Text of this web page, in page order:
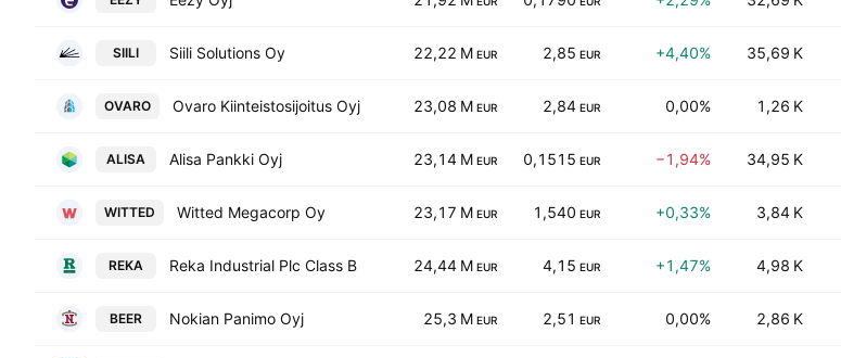
SIILI Siili Solutions Oy 22,22 M EUR 2,85 EUR +4,40% 35,69 K
OVARO Ovaro Kiinteistosijoitus Oyj 23,08 M EUR 2,84 EUR 0,00% 1,26 K
ALISA Alisa Pankki Oyj 23,14 M EUR 0,1515 EUR −1,94% 34,95 K
WITTED Witted Megacorp Oy 23,17 M EUR 1,540 EUR +0,33% 3,84 K
REKA Reka Industrial Plc Class B 24,44 M EUR 4,15 EUR +1,47% 4,98 K
BEER Nokian Panimo Oyj 25,3 M EUR 2,51 EUR 0,00% 2,86 K